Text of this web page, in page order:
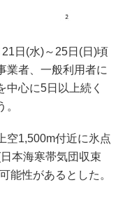
日(水)～25日(日)頃
業者、一般利用者に
心に5日以上続く
空1,500m付近に氷点
本海寒帯気団収束
能性があるとした。